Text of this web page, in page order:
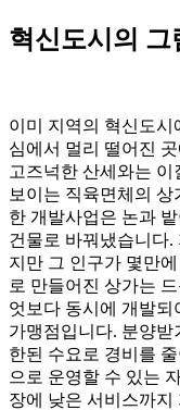
혁신도시의 그
이미 지역의 혁신도시
심에서 멀리 떨어진
고즈넉한 산세와는
보이는 직육면체의
한 개발사업은 논과
건물로 바꿔냈습니다.
지만 그 인구가 몇만
로 만들어진 상가는
엇보다 동시에 개발
가맹점입니다. 분양받
한된 수요로 경비를
으로 운영할 수 있는
장에 낮은 서비스까지